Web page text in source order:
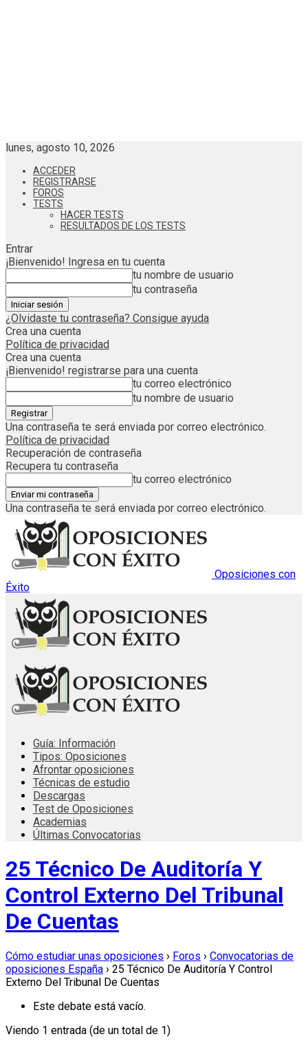
lunes, agosto 10, 2026
ACCEDER
REGISTRARSE
FOROS
TESTS
HACER TESTS
RESULTADOS DE LOS TESTS
Entrar
¡Bienvenido! Ingresa en tu cuenta
tu nombre de usuario
tu contraseña
¿Olvidaste tu contraseña? Consigue ayuda
Crea una cuenta
Política de privacidad
Crea una cuenta
¡Bienvenido! registrarse para una cuenta
tu correo electrónico
tu nombre de usuario
Una contraseña te será enviada por correo electrónico.
Política de privacidad
Recuperación de contraseña
Recupera tu contraseña
tu correo electrónico
Una contraseña te será enviada por correo electrónico.
Oposiciones con
Éxito
Guía: Información
Tipos: Oposiciones
Afrontar oposiciones
Técnicas de estudio
Descargas
Test de Oposiciones
Academias
Últimas Convocatorias
25 Técnico De Auditoría Y
Control Externo Del Tribunal
De Cuentas
Cómo estudiar unas oposiciones › Foros › Convocatorias de
oposiciones España › 25 Técnico De Auditoría Y Control
Externo Del Tribunal De Cuentas
Este debate está vacío.
Viendo 1 entrada (de un total de 1)